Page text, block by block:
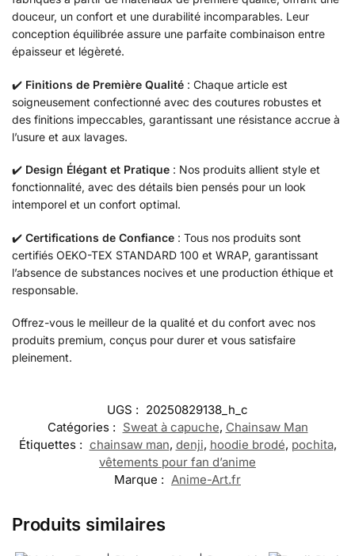
douceur, un confort et une durabilité incomparables. Leur
conception équilibrée assure une parfaite combinaison entre
épaisseur et légèreté.
✔️ Finitions de Première Qualité : Chaque article est
soigneusement confectionné avec des coutures robustes et
des finitions impeccables, garantissant une résistance accrue à
l’usure et aux lavages.
✔️ Design Élégant et Pratique : Nos produits allient style et
fonctionnalité, avec des détails bien pensés pour un look
intemporel et un confort optimal.
✔️ Certifications de Confiance : Tous nos produits sont
certifiés OEKO-TEX STANDARD 100 et WRAP, garantissant
l’absence de substances nocives et une production éthique et
responsable.
Offrez-vous le meilleur de la qualité et du confort avec nos
produits premium, conçus pour durer et vous satisfaire
pleinement.
UGS : 20250829138_h_c
Catégories : Sweat à capuche, Chainsaw Man
Étiquettes : chainsaw man, denji, hoodie brodé, pochita,
vêtements pour fan d’anime
Marque : Anime-Art.fr
Produits similaires